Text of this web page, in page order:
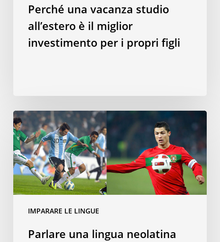
Perché una vacanza studio
all’estero è il miglior
investimento per i propri figli
IMPARARE LE LINGUE
Parlare
una
lingua
neolatina
permette
di
diventare
Parlare una lingua neolatina